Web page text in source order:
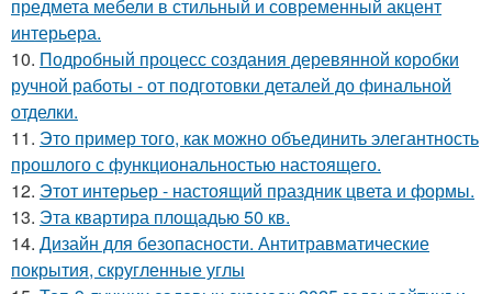
предмета мебели в стильный и современный акцент
интерьера.
10. Подробный процесс создания деревянной коробки
ручной работы - от подготовки деталей до финальной
отделки.
11. Это пример того, как можно объединить элегантность
прошлого с функциональностью настоящего.
12. Этот интерьер - настоящий праздник цвета и формы.
13. Эта квартира площадью 50 кв.
14. Дизайн для безопасности. Антитравматические
покрытия, скругленные углы